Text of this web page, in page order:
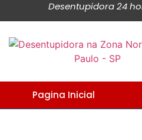
Desentupidora 24
Pagina Inicial